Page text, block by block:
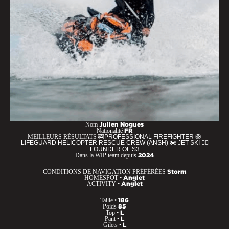
Nom Julien Nogues
Nationalité FR
MEILLEURS RÉSULTATS 🚒PROFESSIONAL FIREFIGHTER 🛟
LIFEGUARD HELICOPTER RESCUE CREW (ANSH) 🏍️ JET-SKI 🏄‍♂️
FOUNDER OF S3
Dans la WIP team depuis 2024
CONDITIONS DE NAVIGATION PRÉFÉRÉES Storm
HOMESPOT • Anglet
ACTIVITY • Anglet
Taille • 186
Poids 85
Top • L
Pant • L
Gilets • L